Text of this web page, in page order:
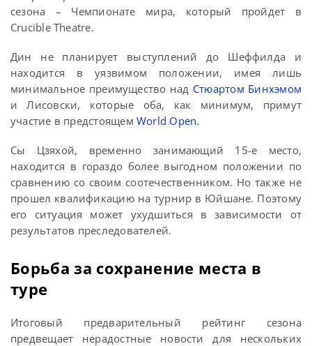
сезона – Чемпионате мира, который пройдет в
Crucible Theatre.
Дин не планирует выступлений до Шеффилда и
находится в уязвимом положении, имея лишь
минимальное преимущество над Стюартом Бинхэмом
и Лисовски, которые оба, как минимум, примут
участие в предстоящем World Open.
Сы Цзяхой, временно занимающий 15-е место,
находится в гораздо более выгодном положении по
сравнению со своим соотечественником. Но также не
прошел квалификацию на турнир в Юйшане. Поэтому
его ситуация может ухудшиться в зависимости от
результатов преследователей.
Борьба за сохранение места в
туре
Итоговый предварительный рейтинг сезона
предвещает нерадостные новости для нескольких